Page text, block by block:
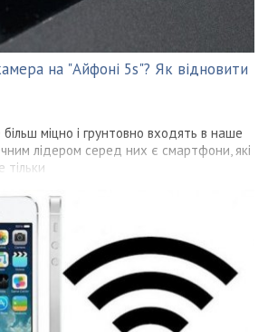
на "Айфоні 5s"? Як відновити
більш міцно і грунтовно входять в наше
лідером серед них є смартфони, які
тільки